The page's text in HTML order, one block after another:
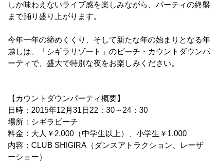
しか味わえないライブ感を楽しみながら、パーティの終盤
まで踊り盛り上がります。
今年一年の締めくくり、そして新たな年の始まりとなる年
越しは、「シギラリゾート」のビーチ・カウントダウンパ
ーティで、盛大で特別な夜をお楽しみください。
【カウントダウンパーティ概要】
日時：2015年12月31日22：30～24：30
場所：シギラビーチ
料金：大人￥2,000（中学生以上）、小学生￥1,000
内容：CLUB SHIGIRA（ダンスアトラクション、レーザ
ーショー）